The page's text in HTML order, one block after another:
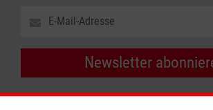
Newsletter